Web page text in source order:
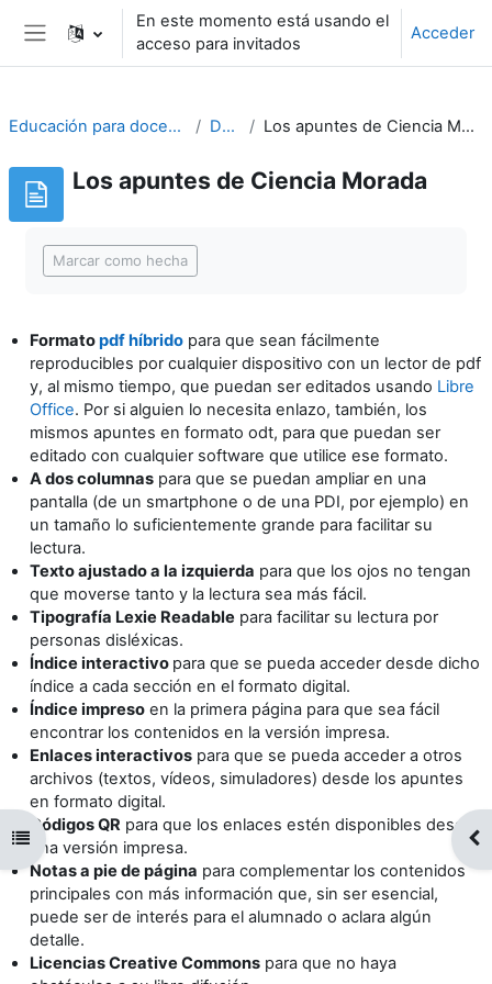
Salta al contenido principal
Panel lateral
En este momento está usando el
acceso para invitados
Acceder
Abrir índice del curso
Educación para docentes DUA Los apuntes de Ciencia Morada
Los apuntes de Ciencia Morada
Marcar como hecha
Formatopdf híbrido para que sean fácilmente
reproducibles por cualquier dispositivo con un lector de pdf
y, al mismo tiempo, que puedan ser editados usando Libre
Office. Por si alguien lo necesita enlazo, también, los
mismos apuntes en formato odt, para que puedan ser
editado con cualquier software que utilice ese formato.
A dos columnas para que se puedan ampliar en una
pantalla (de un smartphone o de una PDI, por ejemplo) en
un tamaño lo suficientemente grande para facilitar su
lectura.
Texto ajustado a la izquierda para que los ojos no tengan
que moverse tanto y la lectura sea más fácil.
Tipografía Lexie Readable para facilitar su lectura por
personas disléxicas.
Índice interactivo para que se pueda acceder desde dicho
índice a cada sección en el formato digital.
Índice impreso en la primera página para que sea fácil
encontrar los contenidos en la versión impresa.
Enlaces interactivos para que se pueda acceder a otros
archivos (textos, vídeos, simuladores) desde los apuntes
en formato digital.
Códigos QR para que los enlaces estén disponibles desde
una versión impresa.
Notas a pie de página para complementar los contenidos
principales con más información que, sin ser esencial,
puede ser de interés para el alumnado o aclara algún
detalle.
Licencias Creative Commons para que no haya